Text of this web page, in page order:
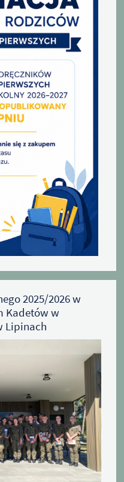
2025/2026 w
Kadetów w
Lipinach